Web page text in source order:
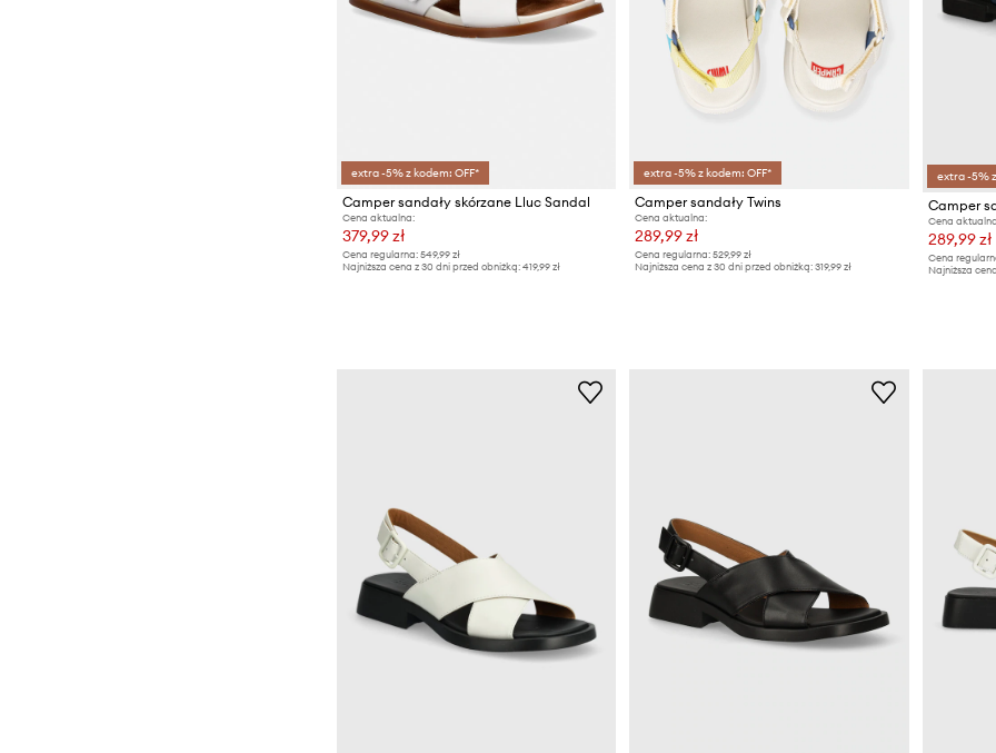
extra -5% z kodem: OFF*
Camper sandały skórzane Lluc Sandal
Cena aktualna:
379,99 zł
Cena regularna: 549,99 zł
Najniższa cena z 30 dni przed obniżką: 419,99 zł
extra -5% z kodem: OFF*
Camper sandały Twins
Cena aktualna:
289,99 zł
Cena regularna: 529,99 zł
Najniższa cena z 30 dni przed obniżką: 319,99 zł
extra -5%
Camper
Cena
289,99 zł
Cena
Najniższa